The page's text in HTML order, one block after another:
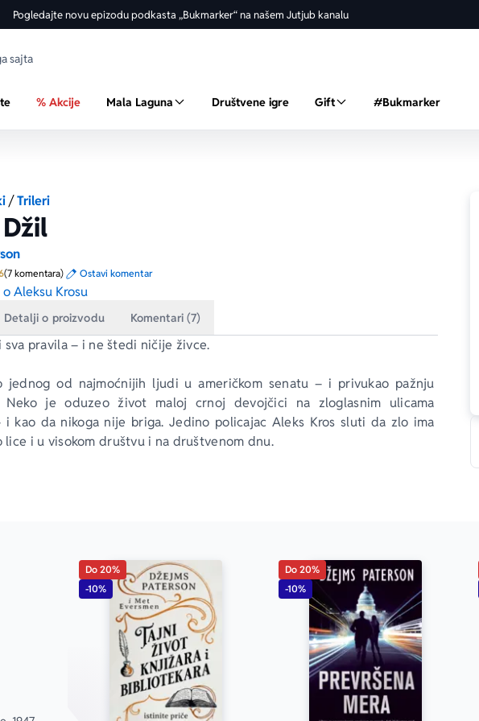
Pogledajte novu epizodu podkasta „Bukmarker“ na našem Jutjub kanalu
% Akcije Mala Laguna Društvene igre Gift #Bukmarker
/Trileri
Prosecna ocena je 3.6 od 5
(7 komentara) Ostavi komentar
o Aleksu Krosu
Detalji o proizvodu Komentari (7)
sva pravila – i ne štedi ničije živce.
jednog od najmoćnijih ljudi u američkom senatu – i privukao pažnju
Neko je oduzeo život maloj crnoj devojčici na zloglasnim ulicama
i kao da nikoga nije briga. Jedino policajac Aleks Kros sluti da zlo ima
lice i u visokom društvu i na društvenom dnu.
policajac iz Odeljenja za ubistva, jedan je od najuspelijih likova u
Paterson je svakako među najboljim piscima detektivskih romana svih
knjigom dostigao je vrhunac.“
Do 20%
-10%
Do 20%
-10%